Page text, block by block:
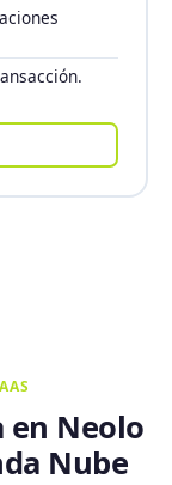
en Neolo
Nube